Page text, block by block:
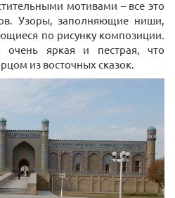
мотивами – все это
Узоры, заполняющие ниши,
по рисунку композиции.
очень яркая и пестрая, что
из восточных сказок.